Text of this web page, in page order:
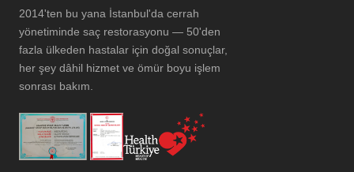
2014'ten bu yana İstanbul'da cerrah
yönetiminde saç restorasyonu — 50'den
fazla ülkeden hastalar için doğal sonuçlar,
her şey dâhil hizmet ve ömür boyu işlem
sonrası bakım.